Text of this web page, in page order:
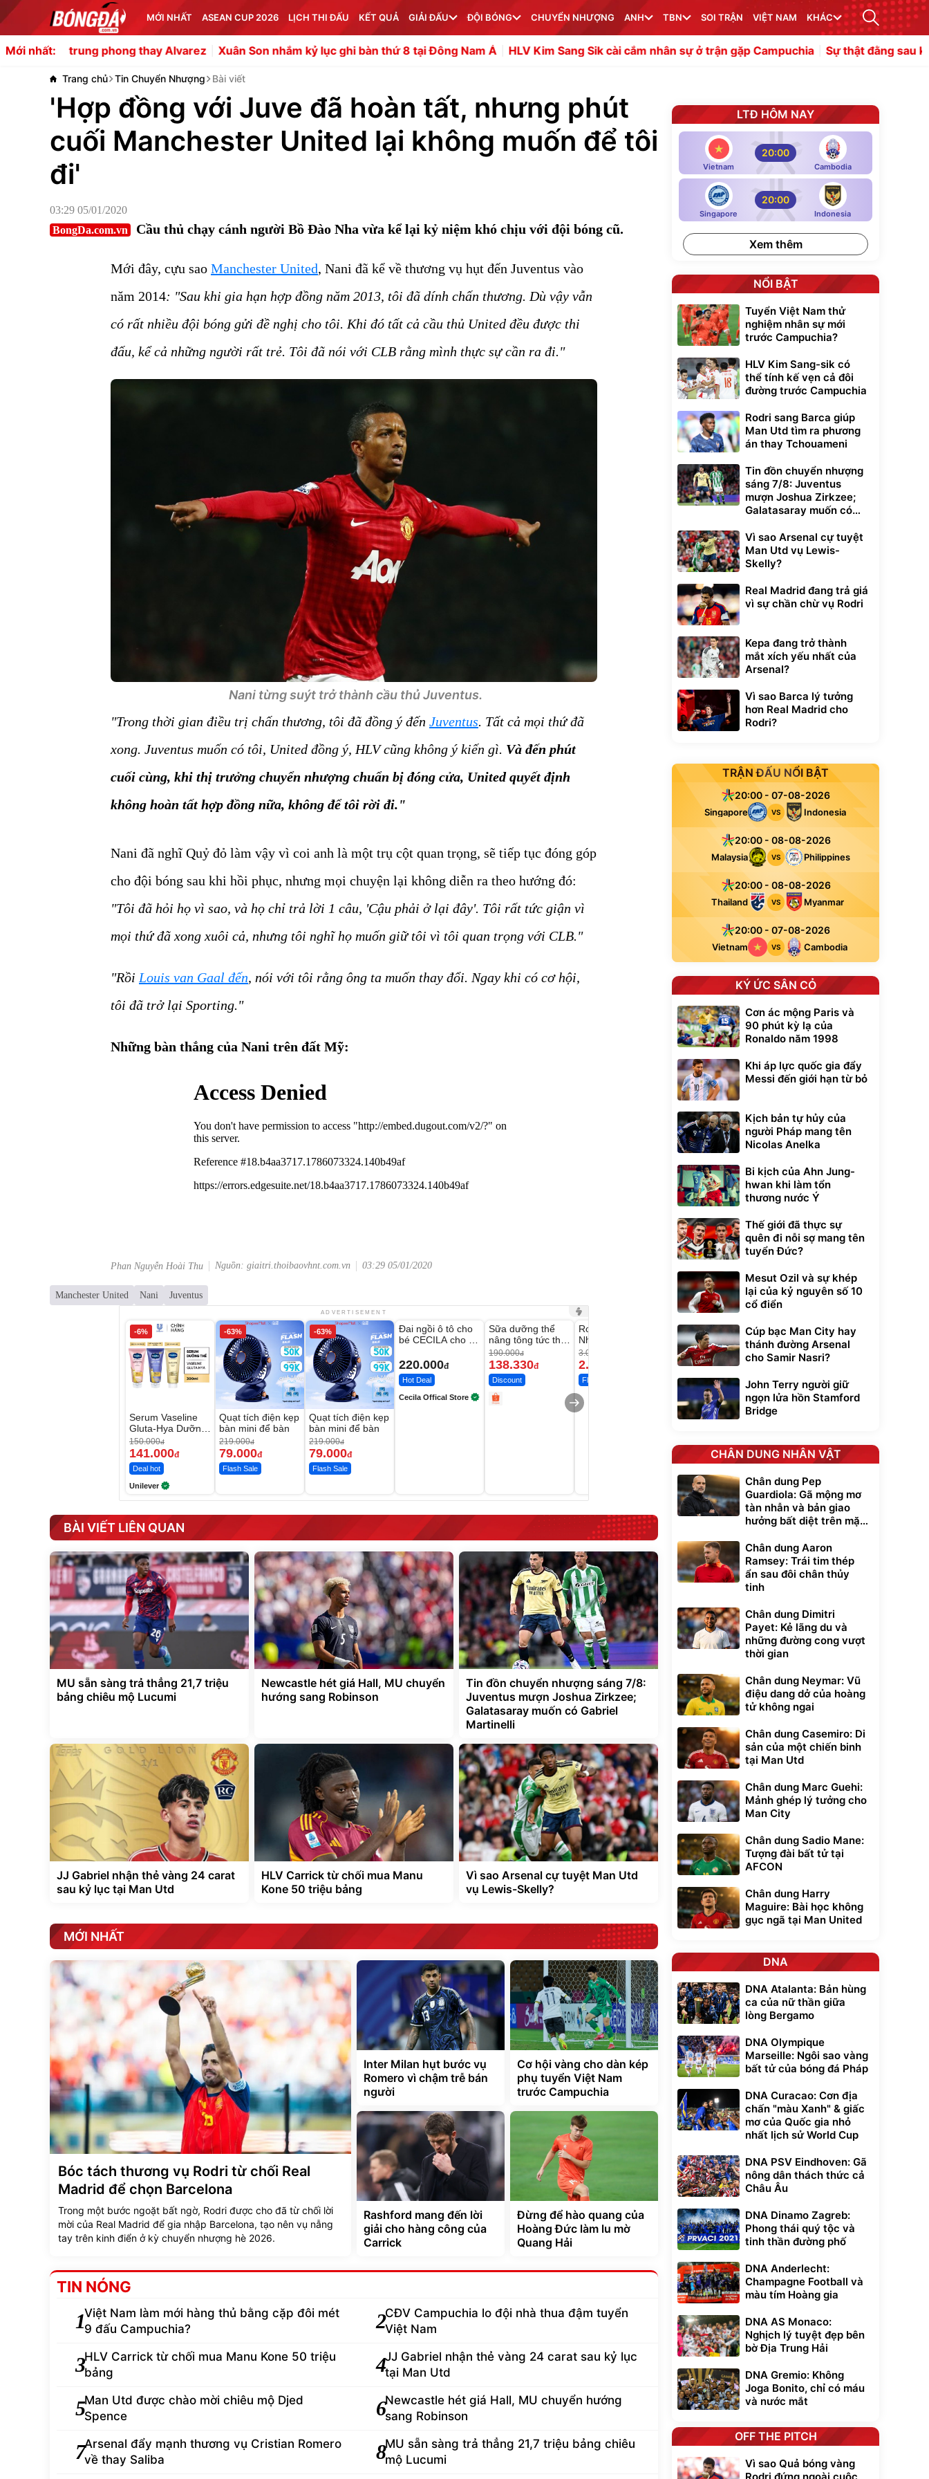
MỚI NHẤT ASEAN CUP 2026 LỊCH THI ĐẤU KẾT QUẢ GIẢI ĐẤU ĐỘI BÓNG CHUYỂN NHƯỢNG ANH TBN SOI TRẬN VIỆT NAM KHÁC
Mới nhất:
phong thay Alvarez Xuân Son nhắm kỷ lục ghi bàn thứ 8 tại Đông Nam Á HLV Kim Sang Sik cài cắm nhân sự ở trận gặp Campuchia Sự thật đằng sau kỳ chuyển
Trang chủ Tin Chuyển Nhượng Bài viết
'Hợp đồng với Juve đã hoàn tất, nhưng phút
cuối Manchester United lại không muốn để tôi
đi'
03:29 05/01/2020
BongDa.com.vn
Cầu thủ chạy cánh người Bồ Đào Nha vừa kể lại kỷ niệm khó chịu với đội bóng cũ.
Mới đây, cựu sao Manchester United, Nani đã kể về thương vụ hụt đến Juventus vào
năm 2014: "Sau khi gia hạn hợp đồng năm 2013, tôi đã dính chấn thương. Dù vậy vẫn
có rất nhiều đội bóng gửi đề nghị cho tôi. Khi đó tất cả cầu thủ United đều được thi
đấu, kể cả những người rất trẻ. Tôi đã nói với CLB rằng mình thực sự cần ra đi."
Nani từng suýt trở thành cầu thủ Juventus.
"Trong thời gian điều trị chấn thương, tôi đã đồng ý đến Juventus. Tất cả mọi thứ đã
xong. Juventus muốn có tôi, United đồng ý, HLV cũng không ý kiến gì. Và đến phút
cuối cùng, khi thị trưởng chuyển nhượng chuẩn bị đóng cửa, United quyết định
không hoàn tất hợp đồng nữa, không để tôi rời đi."
Nani đã nghĩ Quỷ đỏ làm vậy vì coi anh là một trụ cột quan trọng, sẽ tiếp tục đóng góp
cho đội bóng sau khi hồi phục, nhưng mọi chuyện lại không diễn ra theo hướng đó:
"Tôi đã hỏi họ vì sao, và họ chỉ trả lời 1 câu, 'Cậu phải ở lại đây'. Tôi rất tức giận vì
mọi thứ đã xong xuôi cả, nhưng tôi nghĩ họ muốn giữ tôi vì tôi quan trọng với CLB."
"Rồi Louis van Gaal đến, nói với tôi rằng ông ta muốn thay đổi. Ngay khi có cơ hội,
tôi đã trở lại Sporting."
Những bàn thắng của Nani trên đất Mỹ:
Phan Nguyễn Hoài Thu Nguồn: giaitri.thoibaovhnt.com.vn 03:29 05/01/2020
Manchester United Nani Juventus
ADVERTISEMENT
-6%
Serum Vaseline
Gluta-Hya Dưỡng
Da Sáng Mịn Sau
7 Ngày
150.000đ
141.000đ
Deal hot
Unilever
-63%
Quạt tích điện kẹp
bàn mini để bàn
219.000đ
79.000đ
Flash Sale
-63%
Quạt tích điện kẹp
bàn mini để bàn
219.000đ
79.000đ
Flash Sale
Đai ngồi ô tô cho
bé CECILA cho bé
220.000đ
Hot Deal
Cecila Offical Store
-27%
Sữa dưỡng thể
nâng tông tức thì
Vaseline Body
190.000đ
138.330đ
Discount
Robot Hút Bụi Lau
Nhà - D2-001 -
Thông Minh
3.000.000
2.200.000
Flash Sale
Unmute
Vali Bamozo
Khung Nhôm
9066 Size
20/24/28 Cao Cấp
1.000.000đ
825.000đ
Flash Sale
Lót ghế ôtô, nâng
trong di chuyển
295.000đ
BÀI VIẾT LIÊN QUAN
MU sẵn sàng trả thẳng 21,7 triệu
bảng chiêu mộ Lucumi
Newcastle hét giá Hall, MU chuyển
hướng sang Robinson
Tin đồn chuyển nhượng sáng 7/8:
Juventus mượn Joshua Zirkzee;
Galatasaray muốn có Gabriel
Martinelli
JJ Gabriel nhận thẻ vàng 24 carat
sau kỷ lục tại Man Utd
HLV Carrick từ chối mua Manu
Kone 50 triệu bảng
Vì sao Arsenal cự tuyệt Man Utd
vụ Lewis-Skelly?
MỚI NHẤT
Bóc tách thương vụ Rodri từ chối Real
Madrid để chọn Barcelona
Trong một bước ngoặt bất ngờ, Rodri được cho đã từ chối lời
mời của Real Madrid để gia nhập Barcelona, tạo nên vụ nẫng
tay trên kinh điển ở kỳ chuyển nhượng hè 2026.
Inter Milan hụt bước vụ
Romero vì chậm trễ bán
người
Cơ hội vàng cho dàn kép
phụ tuyển Việt Nam
trước Campuchia
Rashford mang đến lời
giải cho hàng công của
Carrick
Đừng để hào quang của
Hoàng Đức làm lu mờ
Quang Hải
TIN NÓNG
1Việt Nam làm mới hàng thủ bằng cặp đôi mét
9 đấu Campuchia?
2CĐV Campuchia lo đội nhà thua đậm tuyển
Việt Nam
3HLV Carrick từ chối mua Manu Kone 50 triệu
bảng
4JJ Gabriel nhận thẻ vàng 24 carat sau kỷ lục
tại Man Utd
5Man Utd được chào mời chiêu mộ Djed
Spence
6Newcastle hét giá Hall, MU chuyển hướng
sang Robinson
7Arsenal đẩy mạnh thương vụ Cristian Romero
về thay Saliba
8MU sẵn sàng trả thẳng 21,7 triệu bảng chiêu
mộ Lucumi
LTĐ HÔM NAY
Vietnam
20:00
Cambodia
Singapore
20:00
Indonesia
Xem thêm
NỔI BẬT
Tuyển Việt Nam thử
nghiệm nhân sự mới
trước Campuchia?
HLV Kim Sang-sik có
thể tính kế vẹn cả đôi
đường trước Campuchia
Rodri sang Barca giúp
Man Utd tìm ra phương
án thay Tchouameni
Tin đồn chuyển nhượng
sáng 7/8: Juventus
mượn Joshua Zirkzee;
Galatasaray muốn có
Vì sao Arsenal cự tuyệt
Man Utd vụ Lewis-
Skelly?
Real Madrid đang trả giá
vì sự chần chừ vụ Rodri
Kepa đang trở thành
mắt xích yếu nhất của
Arsenal?
Vì sao Barca lý tưởng
hơn Real Madrid cho
Rodri?
TRẬN ĐẤU NỔI BẬT
20:00 - 07-08-2026
Singapore VS Indonesia
20:00 - 08-08-2026
Malaysia VS Philippines
20:00 - 08-08-2026
Thailand VS Myanmar
20:00 - 07-08-2026
Vietnam VS Cambodia
KÝ ỨC SÂN CỎ
Cơn ác mộng Paris và
90 phút kỳ lạ của
Ronaldo năm 1998
Khi áp lực quốc gia đẩy
Messi đến giới hạn từ bỏ
Kịch bản tự hủy của
người Pháp mang tên
Nicolas Anelka
Bi kịch của Ahn Jung-
hwan khi làm tổn
thương nước Ý
Thế giới đã thực sự
quên đi nỗi sợ mang tên
tuyển Đức?
Mesut Ozil và sự khép
lại của kỷ nguyên số 10
cổ điển
Cúp bạc Man City hay
thánh đường Arsenal
cho Samir Nasri?
John Terry người giữ
ngọn lửa hồn Stamford
Bridge
CHÂN DUNG NHÂN VẬT
Chân dung Pep
Guardiola: Gã mộng mơ
tàn nhẫn và bản giao
hưởng bất diệt trên mặt
Chân dung Aaron
Ramsey: Trái tim thép
ẩn sau đôi chân thủy
tinh
Chân dung Dimitri
Payet: Kẻ lãng du và
những đường cong vượt
thời gian
Chân dung Neymar: Vũ
điệu dang dở của hoàng
tử không ngai
Chân dung Casemiro: Di
sản của một chiến binh
tại Man Utd
Chân dung Marc Guehi:
Mảnh ghép lý tưởng cho
Man City
Chân dung Sadio Mane:
Tượng đài bất tử tại
AFCON
Chân dung Harry
Maguire: Bài học không
gục ngã tại Man United
DNA
DNA Atalanta: Bản hùng
ca của nữ thần giữa
lòng Bergamo
DNA Olympique
Marseille: Ngôi sao vàng
bất tử của bóng đá Pháp
DNA Curacao: Cơn địa
chấn "màu Xanh" & giấc
mơ của Quốc gia nhỏ
nhất lịch sử World Cup
DNA PSV Eindhoven: Gã
nông dân thách thức cả
Châu Âu
DNA Dinamo Zagreb:
Phong thái quý tộc và
tinh thần đường phố
DNA Anderlecht:
Champagne Football và
màu tím Hoàng gia
DNA AS Monaco:
Nghịch lý tuyệt đẹp bên
bờ Địa Trung Hải
DNA Gremio: Không
Joga Bonito, chỉ có máu
và nước mắt
OFF THE PITCH
Vì sao Quả bóng vàng